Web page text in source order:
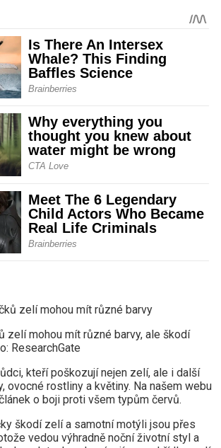
zelí mohou mít různé barvy, ale škodí
ResearchGate
kteří poškozují nejen zelí, ale i další
ovocné rostliny a květiny. Na našem webu
o boji proti všem typům červů.
škodí zelí a samotní motýli jsou přes
vedou výhradně noční životní styl a